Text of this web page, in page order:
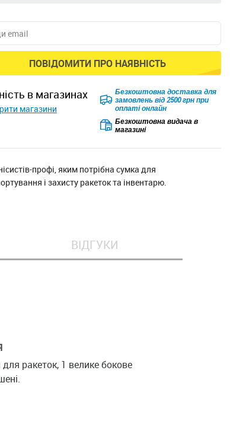
ПОВІДОМИТИ ПРО НАЯВНІСТЬ
в магазинах
магазини
Безкоштовна доставка для
замовлень від 2500 грн при
оплаті онлайн
Безкоштовна видача в
магазині
профі, яким потрібна сумка для
і захисту ракеток та інвентарю.
ВІДГУКИ
ракеток, 1 велике бокове